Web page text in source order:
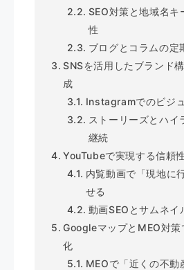
SEO対策と地域名キ
性
ブログとコラムの定
SNSを活用したブランド
成
Instagramでのビジ
ストーリーズとハイ
継続
YouTubeで実現する信頼
内覧動画で「現地に
せる
動画SEOとサムネイ
GoogleマップとMEO対策
化
MEOで「近くの不動